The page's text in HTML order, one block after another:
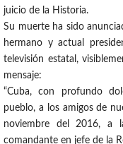
juicio de la Historia.
Su muerte ha sido
hermano y actual
televisión estatal,
mensaje:
“Cuba, con profundo
pueblo, a los amigos de
noviembre del 2016, a
comandante en jefe de la